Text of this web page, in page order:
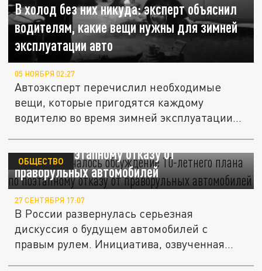
В холод без них никуда: эксперт объяснил
водителям, какие вещи нужны для зимней
эксплуатации авто
05 НОЯБРЯ 02:27
Автоэксперт перечислил необходимые
вещи, которые пригодятся каждому
водителю во время зимней эксплуатации...
В России началось обсуждение 10-летнего
плана по поэтапному отказу от
праворульных автомобилей
ОБЩЕСТВО
27 СЕНТЯБРЯ 17:07
В России развернулась серьезная
дискуссия о будущем автомобилей с
правым рулем. Инициатива, озвученная